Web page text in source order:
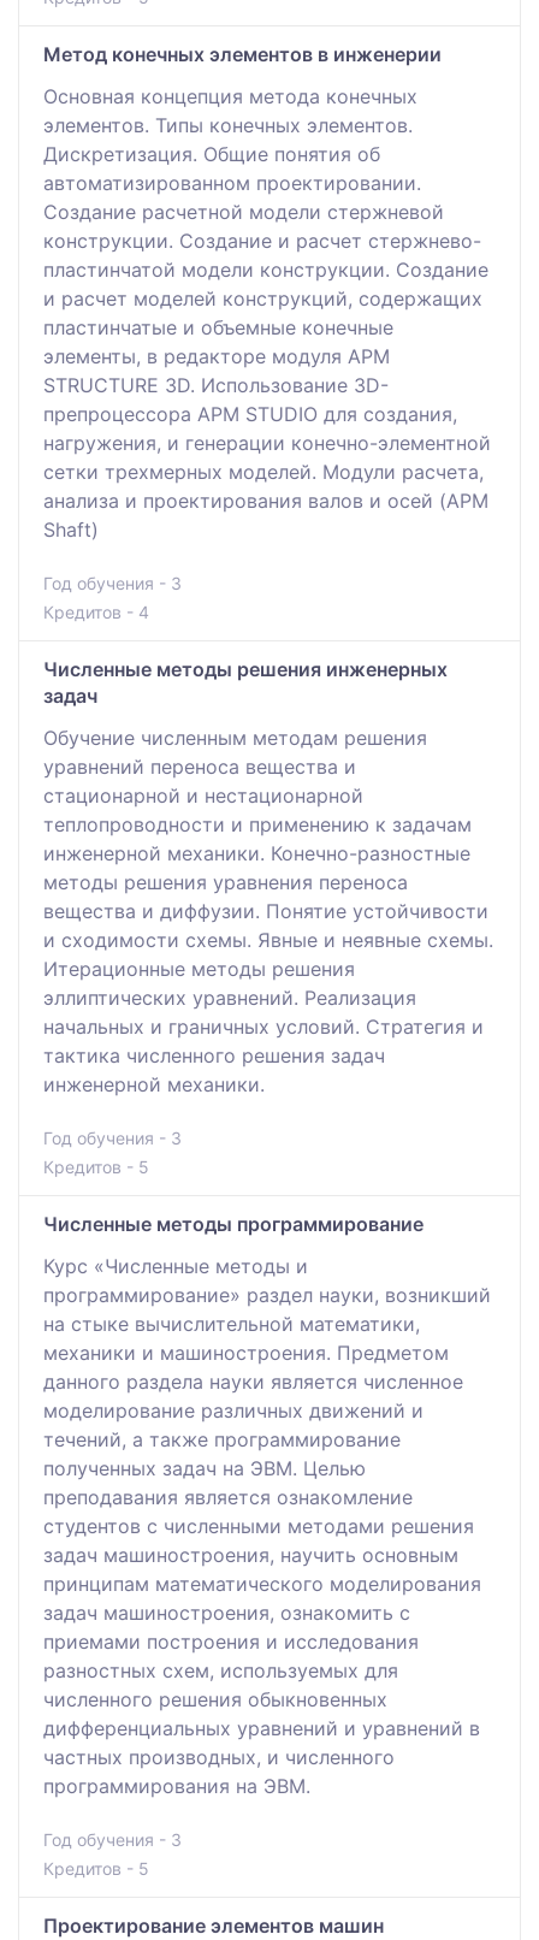
Метод конечных элементов в инженерии
Основная концепция метода конечных
элементов. Типы конечных элементов.
Дискретизация. Общие понятия об
автоматизированном проектировании.
Создание расчетной модели стержневой
конструкции. Создание и расчет стержнево-
пластинчатой модели конструкции. Создание
и расчет моделей конструкций, содержащих
пластинчатые и объемные конечные
элементы, в редакторе модуля АРМ
STRUCTURE 3D. Использование 3D-
препроцессора АРМ STUDIO для создания,
нагружения, и генерации конечно-элементной
сетки трехмерных моделей. Модули расчета,
анализа и проектирования валов и осей (APM
Shaft)
Год обучения - 3
Кредитов - 4
Численные методы решения инженерных
задач
Oбучение численным методам решения
уравнений переноса вещества и
стационарной и нестационарной
теплопроводности и применению к задачам
инженерной механики. Конечно-разностные
методы решения уравнения переноса
вещества и диффузии. Понятие устойчивости
и сходимости схемы. Явные и неявные схемы.
Итерационные методы решения
эллиптических уравнений. Реализация
начальных и граничных условий. Стратегия и
тактика численного решения задач
инженерной механики.
Год обучения - 3
Кредитов - 5
Численные методы программирование
Курс «Численные методы и
программирование» раздел науки, возникший
на стыке вычислительной математики,
механики и машиностроения. Предметом
данного раздела науки является численное
моделирование различных движений и
течений, а также программирование
полученных задач на ЭВМ. Целью
преподавания является ознакомление
студентов с численными методами решения
задач машиностроения, научить основным
принципам математического моделирования
задач машиностроения, ознакомить с
приемами построения и исследования
разностных схем, используемых для
численного решения обыкновенных
дифференциальных уравнений и уравнений в
частных производных, и численного
программирования на ЭВМ.
Год обучения - 3
Кредитов - 5
Проектирование элементов машин